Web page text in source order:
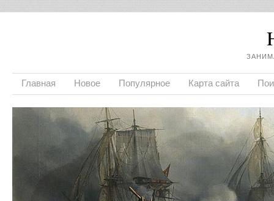
Главная Новое Популярное Карта сайта